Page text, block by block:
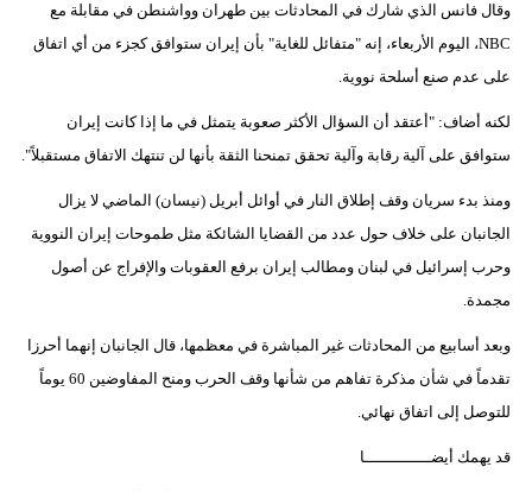
وقال فانس الذي شارك في المحادثات بين طهران وواشنطن في مقابلة مع
NBC، اليوم الأربعاء، إنه "متفائل للغاية" بأن إيران ستوافق كجزء من أي اتفاق
على عدم صنع أسلحة نووية.
لكنه أضاف: "أعتقد أن السؤال الأكثر صعوبة يتمثل في ما إذا كانت إيران
ستوافق على آلية رقابة وآلية تحقق تمنحنا الثقة بأنها لن تنتهك الاتفاق مستقبلاً".
ومنذ بدء سريان وقف إطلاق النار في أوائل أبريل (نيسان) الماضي لا يزال
الجانبان على خلاف حول عدد من القضايا الشائكة مثل طموحات إيران النووية
وحرب إسرائيل في لبنان ومطالب إيران برفع العقوبات والإفراج عن أصول
مجمدة.
وبعد أسابيع من المحادثات غير المباشرة في معظمها، قال الجانبان إنهما أحرزا
تقدماً في شأن مذكرة تفاهم من شأنها وقف الحرب ومنح المفاوضين 60 يوماً
للتوصل إلى اتفاق نهائي.
قد يهمك أيضــــــــــــــا